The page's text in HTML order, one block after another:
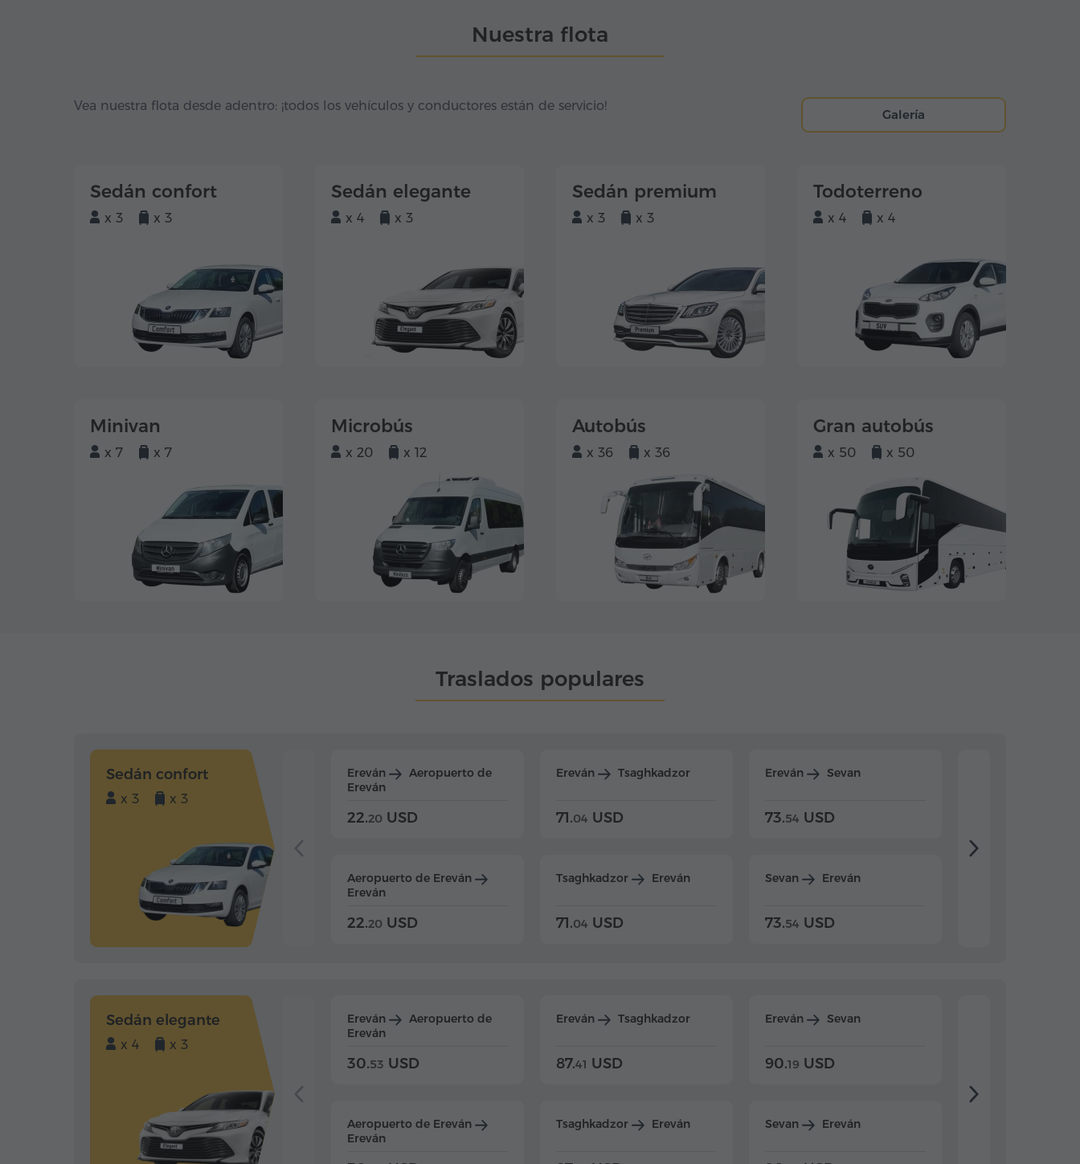
Nuestra flota
Vea nuestra flota desde adentro: ¡todos los vehículos y conductores están de servicio!
Galería
Sedán confort
x 3 x 3
Sedán elegante
x 4 x 3
Sedán premium
x 3 x 3
Todoterreno
x 4 x 4
Minivan
x 7 x 7
Microbús
x 20 x 12
Autobús
x 36 x 36
Gran autobús
x 50 x 50
Traslados populares
Sedán confort
x 3 x 3
Ereván
Aeropuerto de
Ereván
22.20 USD
Aeropuerto de Ereván
Ereván
22.20 USD
Ereván Tsaghkadzor
71.04 USD
Tsaghkadzor Ereván
71.04 USD
Ereván Sevan
73.54 USD
Sevan Ereván
73.54 USD
Sedán elegante
x 4 x 3
Ereván
Aeropuerto de
Ereván
30.53 USD
Aeropuerto de Ereván
Ereván
Ereván Tsaghkadzor
87.41 USD
Tsaghkadzor Ereván
Ereván Sevan
90.19 USD
Sevan Ereván